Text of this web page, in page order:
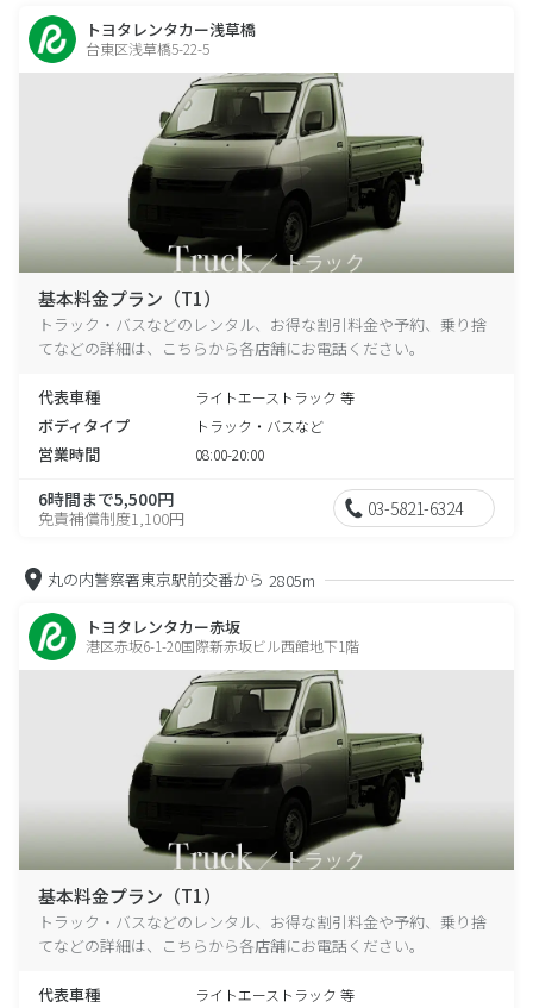
トヨタレンタカー浅草橋
台東区浅草橋5-22-5
基本料金プラン（T1）
トラック・バスなどのレンタル、お得な割引料金や予約、乗り捨
てなどの詳細は、こちらから各店舗にお電話ください。
代表車種 ライトエーストラック 等
ボディタイプ トラック・バスなど
営業時間 08:00-20:00
6時間まで5,500円
免責補償制度1,100円 03-5821-6324
丸の内警察署東京駅前交番から 2805m
トヨタレンタカー赤坂
港区赤坂6-1-20国際新赤坂ビル西館地下1階
基本料金プラン（T1）
トラック・バスなどのレンタル、お得な割引料金や予約、乗り捨
てなどの詳細は、こちらから各店舗にお電話ください。
代表車種 ライトエーストラック 等